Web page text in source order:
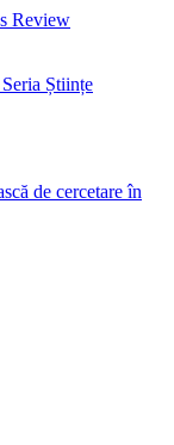
Review
Științe
de cercetare în